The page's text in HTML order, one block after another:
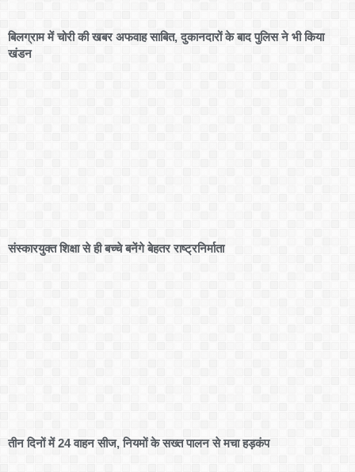
बिलग्राम में चोरी की खबर अफवाह साबित, दुकानदारों के बाद पुलिस ने भी किया
खंडन
संस्कारयुक्त शिक्षा से ही बच्चे बनेंगे बेहतर राष्ट्रनिर्माता
तीन दिनों में 24 वाहन सीज, नियमों के सख्त पालन से मचा हड़कंप